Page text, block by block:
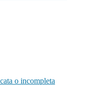
o incompleta